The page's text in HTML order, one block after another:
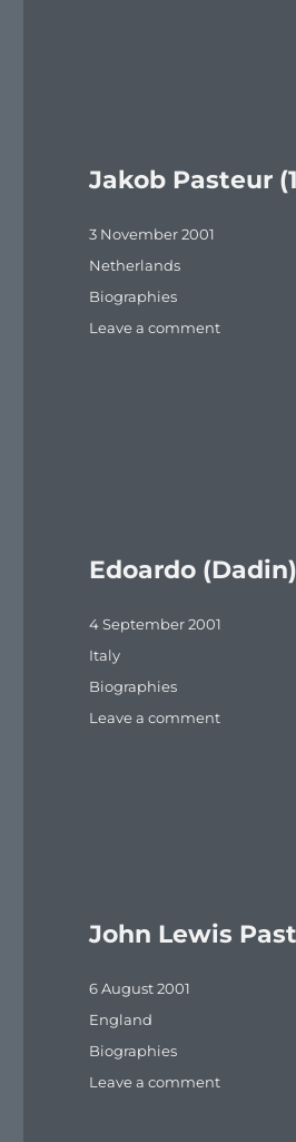
Jakob Pasteur
Posted
on
3 November 2001
Categories
Netherlands
Tags
Biographies
Leave a commenton
Edoardo
Posted
4 September 2001
Categories
Italy
Tags
Biographies
Leave a commenton
John Lewis
Posted
6 August 2001
Categories
England
Tags
Biographies
Leave a commenton